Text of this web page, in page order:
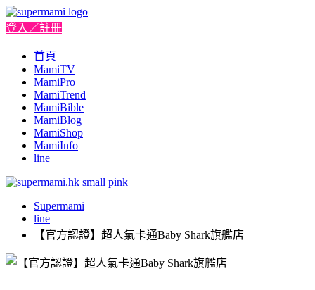
登入／註冊
首頁
MamiTV
MamiPro
MamiTrend
MamiBible
MamiBlog
MamiShop
MamiInfo
line
Supermami
line
【官方認證】超人氣卡通Baby Shark旗艦店